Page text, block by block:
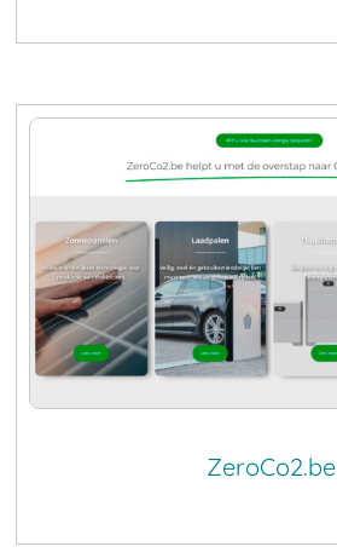
ZeroCo2.be